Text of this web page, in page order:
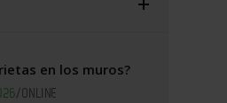
en los muros?
/ONLINE